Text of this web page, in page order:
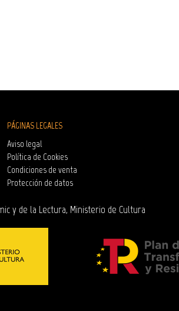
PÁGINAS LEGALES
Aviso legal
Política de Cookies
Condiciones de venta
Protección de datos
y de la Lectura, Ministerio de Cultura